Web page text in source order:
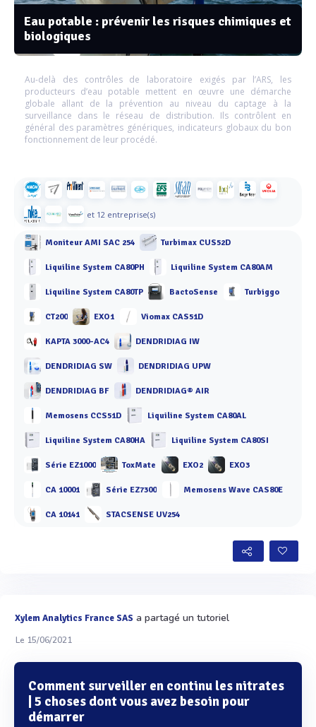
Eau potable : prévenir les risques chimiques et
biologiques
Au-delà des contrôles de laboratoire exigés par l’ARS, les
producteurs d’eau potable mettent en œuvre une démarche
globale allant de la prévention au niveau du captage à la
surveillance dans le réseau de distribution. Ils contrôlent en
général des paramètres génériques, indicateurs globaux du bon
fonctionnement de leur procédé.
et 12 entreprise(s)
Moniteur AMI SAC 254 Turbimax CUS52D
Liquiline System CA80PH Liquiline System CA80AM
Liquiline System CA80TP BactoSense Turbiggo
CT200 EXO1 Viomax CAS51D
KAPTA 3000-AC4 DENDRIDIAG IW
DENDRIDIAG SW DENDRIDIAG UPW
DENDRIDIAG BF DENDRIDIAG® AIR
Memosens CCS51D Liquiline System CA80AL
Liquiline System CA80HA Liquiline System CA80SI
Série EZ1000 ToxMate EXO2 EXO3
CA 10001 Série EZ7300 Memosens Wave CAS80E
CA 10141 STACSENSE UV254
Xylem Analytics France SAS a partagé un tutoriel
Le 15/06/2021
Comment surveiller en continu les nitrates
| 5 choses dont vous avez besoin pour
démarrer